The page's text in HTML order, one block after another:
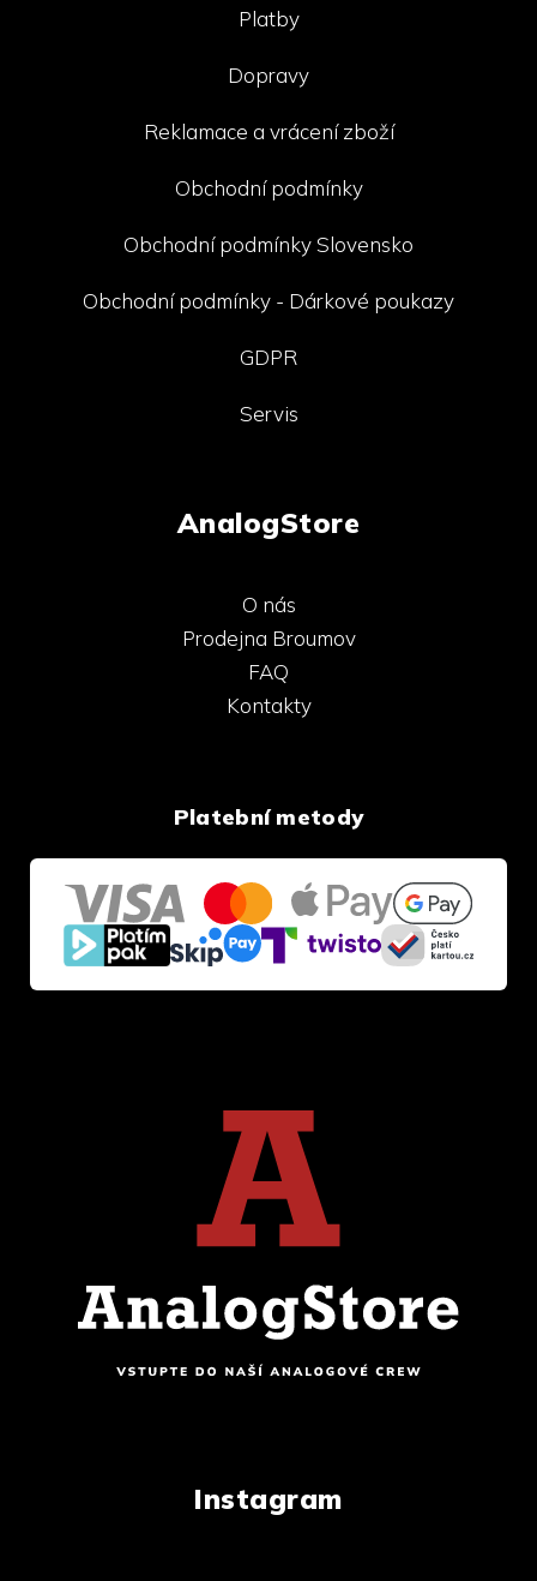
Platby
Dopravy
Reklamace a vrácení zboží
Obchodní podmínky
Obchodní podmínky Slovensko
Obchodní podmínky - Dárkové poukazy
GDPR
Servis
AnalogStore
O nás
Prodejna Broumov
FAQ
Kontakty
Platební metody
Instagram